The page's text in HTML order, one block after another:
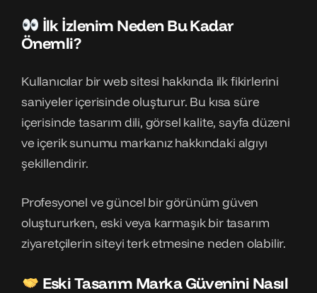
İlk İzlenim Neden Bu Kadar
Önemli?
Kullanıcılar bir web sitesi hakkında ilk fikirlerini
saniyeler içerisinde oluşturur. Bu kısa süre
içerisinde tasarım dili, görsel kalite, sayfa düzeni
ve içerik sunumu markanız hakkındaki algıyı
şekillendirir.
Profesyonel ve güncel bir görünüm güven
oluştururken, eski veya karmaşık bir tasarım
ziyaretçilerin siteyi terk etmesine neden olabilir.
Eski Tasarım Marka Güvenini Nasıl